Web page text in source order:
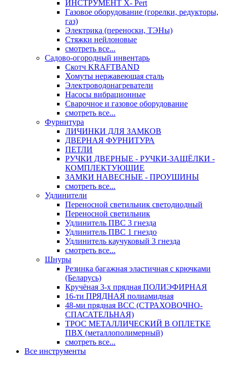
ИНСТРУМЕНТ X- Pert
Газовое оборудование (горелки, редукторы,
газ)
Электрика (переноски, ТЭНы)
Стяжки нейлоновые
смотреть все...
Садово-огородный инвентарь
Скотч KRAFTBAND
Хомуты нержавеющая сталь
Электроводонагреватели
Насосы вибрационные
Сварочное и газовое оборудование
смотреть все...
Фурнитура
ЛИЧИНКИ ДЛЯ ЗАМКОВ
ДВЕРНАЯ ФУРНИТУРА
ПЕТЛИ
РУЧКИ ДВЕРНЫЕ - РУЧКИ-ЗАЩЁЛКИ -
КОМПЛЕКТУЮЩИЕ
ЗАМКИ НАВЕСНЫЕ - ПРОУШИНЫ
смотреть все...
Удлинители
Переносной светильник светодиодный
Переносной светильник
Удлинитель ПВС 3 гнезда
Удлинитель ПВС 1 гнездо
Удлинитель каучуковый 3 гнезда
смотреть все...
Шнуры
Резинка багажная эластичная с крючками
(Беларусь)
Кручёная 3-х прядная ПОЛИЭФИРНАЯ
16-ти ПРЯДНАЯ полиамидная
48-ми прядная ВСС (СТРАХОВОЧНО-
СПАСАТЕЛЬНАЯ)
ТРОС МЕТАЛЛИЧЕСКИЙ В ОПЛЕТКЕ
ПВХ (металлополимерный)
смотреть все...
Все инструменты